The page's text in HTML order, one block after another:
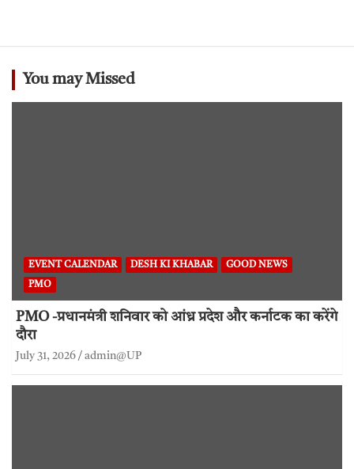
You may Missed
EVENT CALENDAR DESH KI KHABAR GOOD NEWS
PMO
PMO -प्रधानमंत्री शनिवार को आंध्र प्रदेश और कर्नाटक का करेंगे
दौरा
July 31, 2026 admin@UP